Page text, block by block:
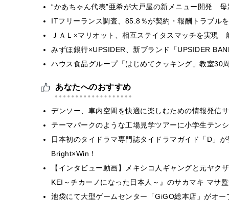
“かあちゃん代表”亜希が大戸屋の新メニュー開発
ITフリーランス調査、85.8％が契約・報酬トラブ
ＪＡＬ×マリオット、相互ステイタスマッチを実
みずほ銀行×UPSIDER、新ブランド「UPSIDER
ハウス食品グループ「はじめてクッキング」教室
あなたへのおすすめ
デンソー、車内空間を快適に楽しむための情報発信
テーマパークのような工場見学ツアーに小学生テン
日本初のタイドラマ専門誌タイドラマガイド「D」
Bright×Win！
【インタビュー動画】メキシコ人ギャングと元ヤ
KEI～チカーノになった日本人～』のサカマキ マサ
池袋にて大型ゲームセンター「GiGO総本店」がオ